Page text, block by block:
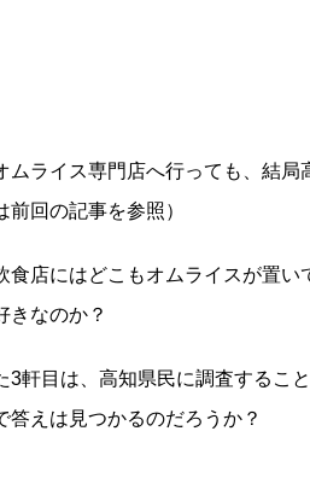
ムライス専門店へ行っても、結
回の記事を参照）
食店にはどこもオムライスが置
きなのか？
3軒目は、高知県民に調査するこ
答えは見つかるのだろうか？